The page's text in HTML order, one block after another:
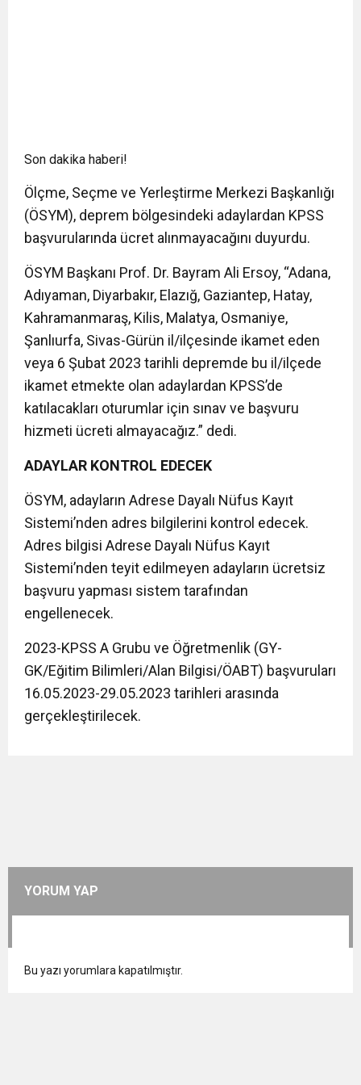
Son dakika haberi!
Ölçme, Seçme ve Yerleştirme Merkezi Başkanlığı
(ÖSYM), deprem bölgesindeki adaylardan KPSS
başvurularında ücret alınmayacağını duyurdu.
ÖSYM Başkanı Prof. Dr. Bayram Ali Ersoy, “Adana,
Adıyaman, Diyarbakır, Elazığ, Gaziantep, Hatay,
Kahramanmaraş, Kilis, Malatya, Osmaniye,
Şanlıurfa, Sivas-Gürün il/ilçesinde ikamet eden
veya 6 Şubat 2023 tarihli depremde bu il/ilçede
ikamet etmekte olan adaylardan KPSS’de
katılacakları oturumlar için sınav ve başvuru
hizmeti ücreti almayacağız.” dedi.
ADAYLAR KONTROL EDECEK
ÖSYM, adayların Adrese Dayalı Nüfus Kayıt
Sistemi’nden adres bilgilerini kontrol edecek.
Adres bilgisi Adrese Dayalı Nüfus Kayıt
Sistemi’nden teyit edilmeyen adayların ücretsiz
başvuru yapması sistem tarafından
engellenecek.
2023-KPSS A Grubu ve Öğretmenlik (GY-
GK/Eğitim Bilimleri/Alan Bilgisi/ÖABT) başvuruları
16.05.2023-29.05.2023 tarihleri arasında
gerçekleştirilecek.
YORUM YAP
Bu yazı yorumlara kapatılmıştır.